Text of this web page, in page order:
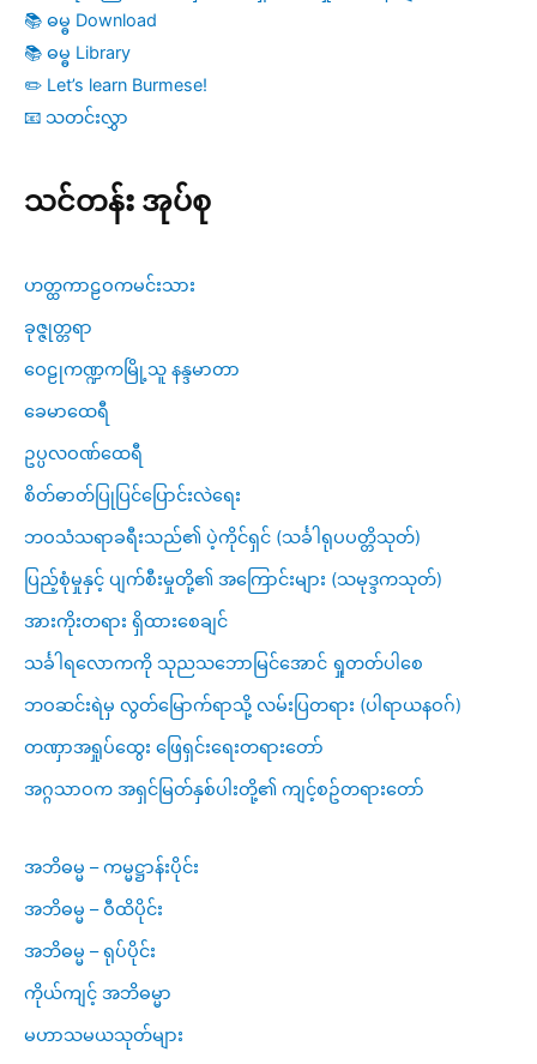
📚 ဓမ္ဓ Download
📚 ဓမ္ဓ Library
✏️ Let’s learn Burmese!
📧 သတင်းလွှာ
သင်တန်း အုပ်စု
ဟတ္ထကာဠဝကမင်းသား
ခုဇ္ဇုတ္တရာ
ဝေဠုကဏ္ဍကမြို့သူ နန္ဒမာတာ
ခေမာထေရီ
ဥပ္ပလဝဏ်ထေရီ
စိတ်ဓာတ်ပြုပြင်ပြောင်းလဲရေး
ဘဝသံသရာခရီးသည်၏ ပဲ့ကိုင်ရှင် (သင်္ခါရုပပတ္တိသုတ်)
ပြည့်စုံမှုနှင့် ပျက်စီးမှုတို့၏ အကြောင်းများ (သမုဒ္ဒကသုတ်)
အားကိုးတရား ရှိထားစေချင်
သင်္ခါရလောကကို သုညသဘောမြင်အောင် ရှုတတ်ပါစေ
ဘဝဆင်းရဲမှ လွတ်မြောက်ရာသို့ လမ်းပြတရား (ပါရာယနဝဂ်)
တဏှာအရှုပ်ထွေး ဖြေရှင်းရေးတရားတော်
အဂ္ဂသာဝက အရှင်မြတ်နှစ်ပါးတို့၏ ကျင့်စဥ်တရားတော်
အဘိဓမ္မ – ကမ္မဋ္ဌာန်းပိုင်း
အဘိဓမ္မ – ဝီထိပိုင်း
အဘိဓမ္မ – ရုပ်ပိုင်း
ကိုယ်ကျင့် အဘိဓမ္မာ
မဟာသမယသုတ်များ